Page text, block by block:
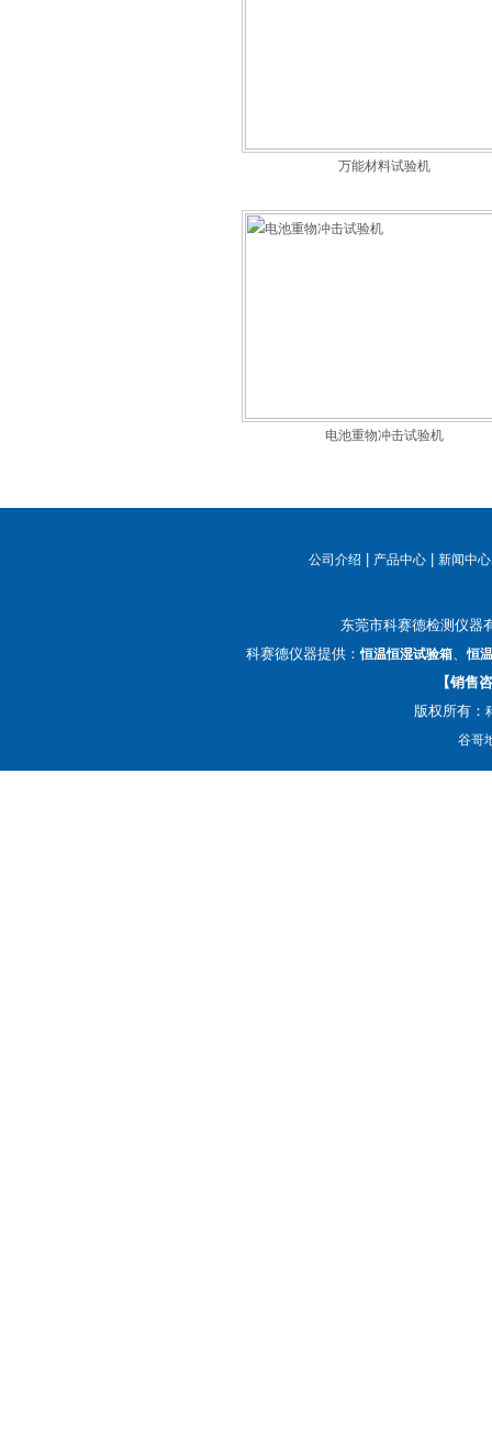
万能材料试验机
电池重物冲击试验机
公司介绍 | 产品中心 |新闻中心
东莞市科赛德检测仪
科赛德仪器提供：恒温恒湿试验箱 、恒
【销售
版权所有：
谷哥